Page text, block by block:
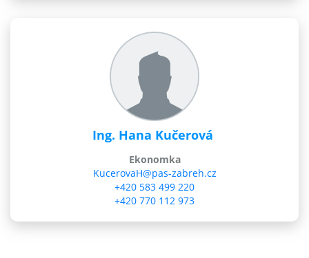
Ing. Hana Kučerová
Ekonomka
KucerovaH@pas-zabreh.cz
+420 583 499 220
+420 770 112 973